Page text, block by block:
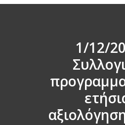
1/12/
ΠΡΟΓΡΑΜΜΑΤΑ
ΔΡΑΣΕΙΣ
ΜΕΤΑΚΙΝΗΣΕΙΣ
ΕΠΙΚΟΙΝΩΝΙΑ